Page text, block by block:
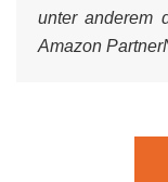
unter anderem
Amazon